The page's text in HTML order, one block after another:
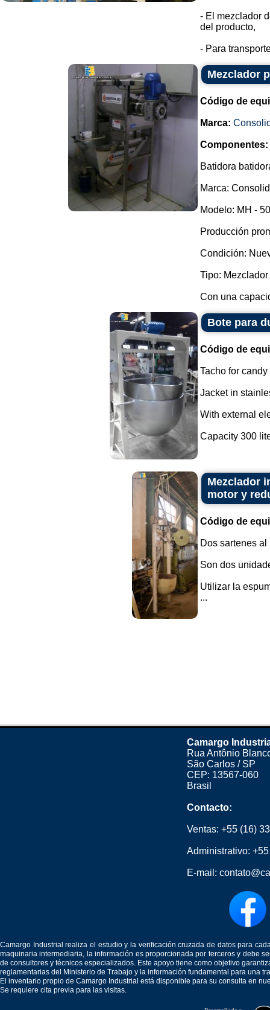
- El mezclador
del producto,
- Para
Mezclador
Código de
Marca:
Componentes:
Batidora
Marca:
Modelo: MH -
Producción
Condición:
Tipo:
Con una
Bote para
Código de
Tacho for
Jacket in
With external
Capacity 300
Mezclador
motor y
Código de
Dos sartenes
Son dos
Utilizar la
...
Camargo
Rua Antônio
São Carlos / SP
CEP: 13567-060
Brasil
Contacto:
Ventas: +55 (16)
Administrativo:
E-mail:
Camargo Industrial realiza el estudio y la verificación cruzada de datos para
maquinaria intermediaria, la información es proporcionada por terceros y debe
de consultores y técnicos especializados. Este apoyo tiene como objetivo
reglamentarias del Ministerio de Trabajo y la información fundamental para una
El inventario propio de Camargo Industrial está disponible para su consulta en
Se requiere cita previa para las visitas.